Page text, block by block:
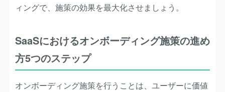
ィングで、施策の効果を最大化させましょう。
SaaSにおけるオンボーディング施策の進め
方5つのステップ
オンボーディング施策を行うことは、ユーザーに価値